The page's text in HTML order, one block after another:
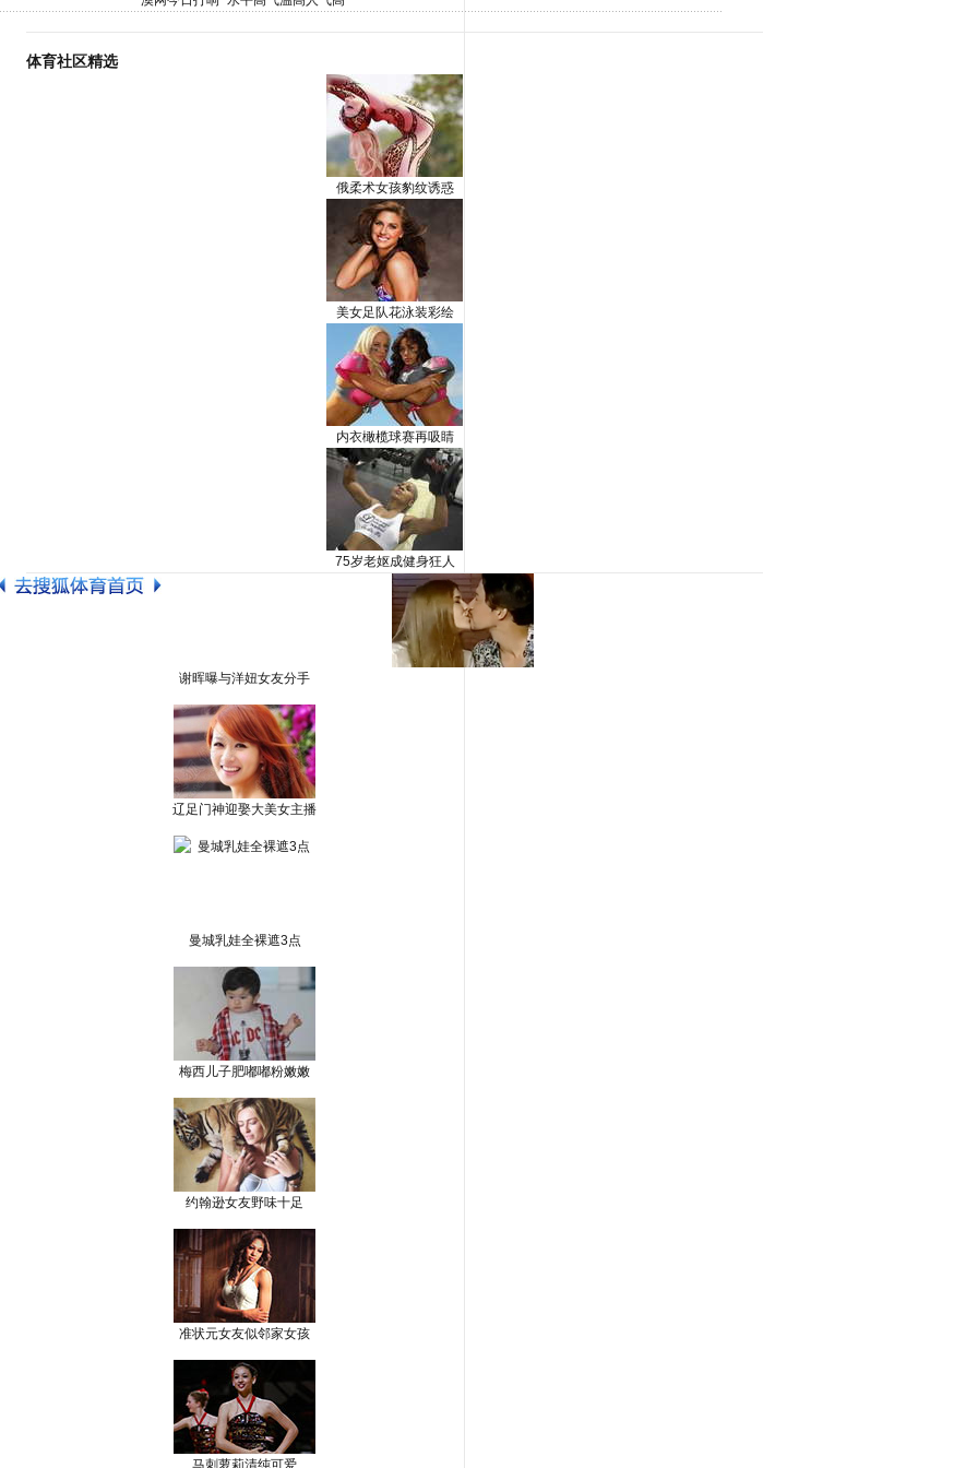
体育社区精选
俄柔术女孩豹纹诱惑
美女足队花泳装彩绘
内衣橄榄球赛再吸睛
75岁老妪成健身狂人
谢晖曝与洋妞女友分手
辽足门神迎娶大美女主播
曼城乳娃全裸遮3点
梅西儿子肥嘟嘟粉嫩嫩
约翰逊女友野味十足
准状元女友似邻家女孩
马刺萝莉清纯可爱